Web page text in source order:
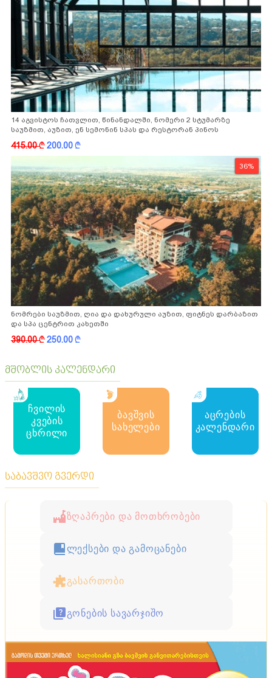
14 აგვისტოს ჩათვლით, წინანდალში, ნომერი 2 სტუმარზე
საუზმით, აუზით, ენ სემონინ სპას და რესტორან პინოს
ფასდაკლებით
415.00k200.00k
36%
ნომრები საუზმით, ღია და დახურული აუზით, ფიტნეს დარბაზით
და სპა ცენტრით კახეთში
390.00k250.00k
მშობლის კალენდარი
ჩვილის
კვების
ცხრილი
ბავშვის
სახელები
აცრების
კალენდარი
საბავშვო გვერდი
ზღაპრები და მოთხრობები
ლექსები და გამოცანები
გასართობი
გონების სავარჯიშო